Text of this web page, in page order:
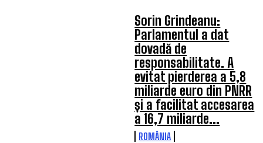
Sorin Grindeanu:
Parlamentul a dat
dovadă de
responsabilitate. A
evitat pierderea a 5,8
miliarde euro din PNRR
și a facilitat accesarea
a 16,7 miliarde...
ROMÂNIA